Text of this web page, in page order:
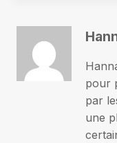
pour
par
une